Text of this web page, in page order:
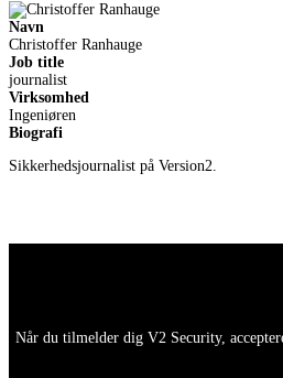
Navn
Christoffer Ranhauge
Job title
journalist
Virksomhed
Ingeniøren
Biografi
Sikkerhedsjournalist på Version2.
Når du tilmelder dig V2 Security,